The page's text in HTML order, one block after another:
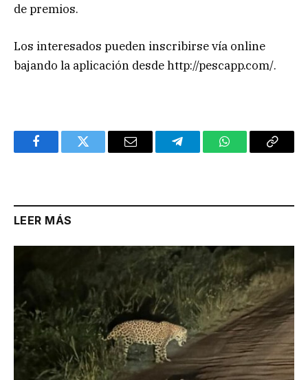
de premios.
Los interesados pueden inscribirse vía online
bajando la aplicación desde http://pescapp.com/.
FacebookTwitter Email TelegramWhatsAppCopy
LEER MÁS